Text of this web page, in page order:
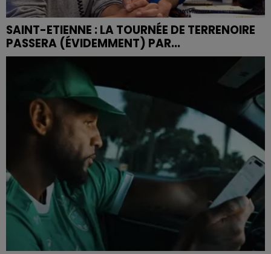
SAINT-ETIENNE : LA TOURNÉE DE TERRENOIRE
PASSERA (ÉVIDEMMENT) PAR...